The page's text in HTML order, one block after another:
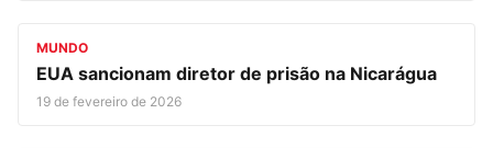
MUNDO
EUA sancionam diretor de prisão na Nicarágua
19 de fevereiro de 2026